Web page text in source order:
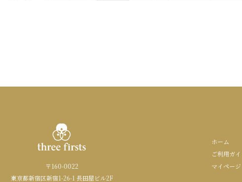
〒160-0022
東京都新宿区新宿1-26-1 長田屋ビル2F
ホーム
ご利用ガ
マイページ